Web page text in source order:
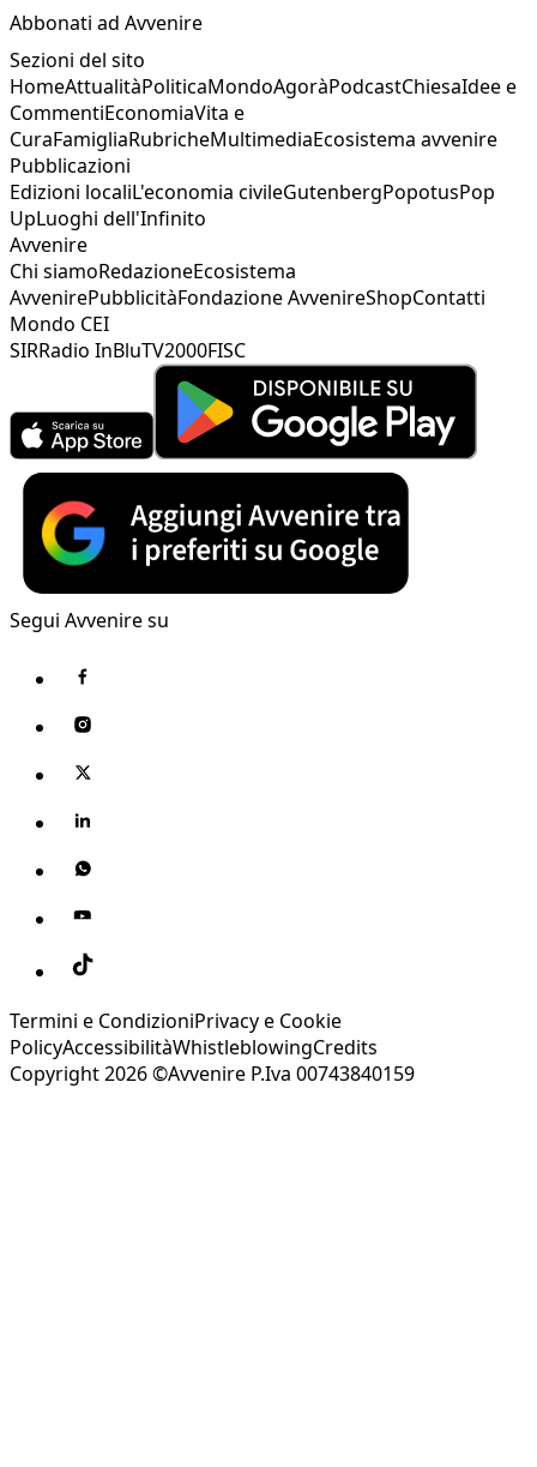
Abbonati ad Avvenire
Sezioni del sito
HomeAttualitàPoliticaMondoAgoràPodcastChiesaIdee e
CommentiEconomiaVita e
CuraFamigliaRubricheMultimediaEcosistema avvenire
Pubblicazioni
Edizioni localiL'economia civileGutenbergPopotusPop
UpLuoghi dell'Infinito
Avvenire
Chi siamoRedazioneEcosistema
AvvenirePubblicitàFondazione AvvenireShopContatti
Mondo CEI
SIRRadio InBluTV2000FISC
Segui Avvenire su
Termini e CondizioniPrivacy e Cookie
PolicyAccessibilitàWhistleblowingCredits
Copyright 2026 ©Avvenire P.Iva 00743840159